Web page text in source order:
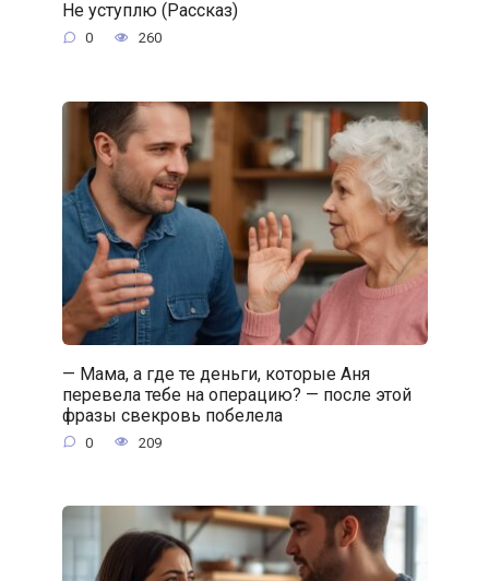
Не уступлю (Рассказ)
0 260
— Мама, а где те деньги, которые Аня
перевела тебе на операцию? — после этой
фразы свекровь побелела
0 209